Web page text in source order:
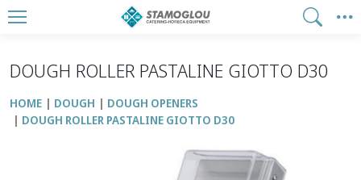
DOUGH ROLLER PASTALINE GIOTTO D30
HOME DOUGH
DOUGH OPENERS
DOUGH ROLLER PASTALINE GIOTTO D30